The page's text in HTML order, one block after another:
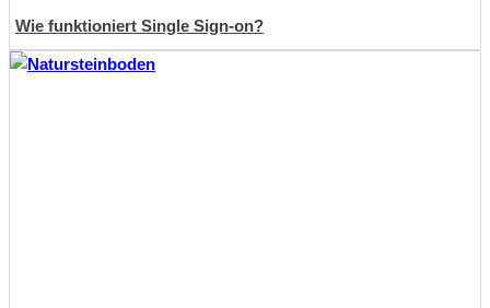
Wie funktioniert Single Sign-on?